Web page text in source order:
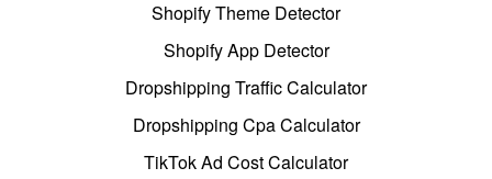
Shopify Theme Detector
Shopify App Detector
Dropshipping Traffic Calculator
Dropshipping Cpa Calculator
TikTok Ad Cost Calculator